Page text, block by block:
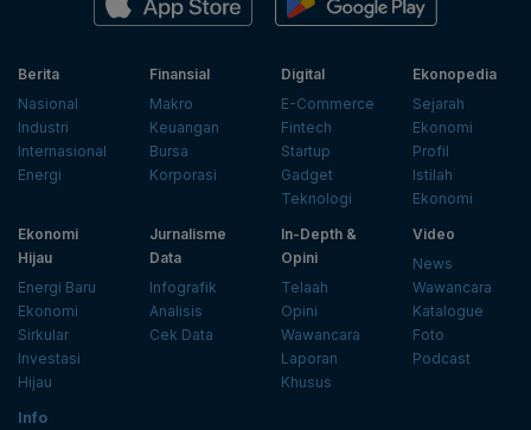
Berita
Nasional
Industri
Internasional
Energi
Finansial
Makro
Keuangan
Bursa
Korporasi
Digital
E-Commerce
Fintech
Startup
Gadget
Teknologi
Ekonopedia
Sejarah
Ekonomi
Profil
Istilah
Ekonomi
Ekonomi
Hijau
Energi Baru
Ekonomi
Sirkular
Investasi
Hijau
Jurnalisme
Data
Infografik
Analisis
Cek Data
In-Depth &
Opini
Telaah
Opini
Wawancara
Laporan
Khusus
Video
News
Wawancara
Katalogue
Foto
Podcast
Info